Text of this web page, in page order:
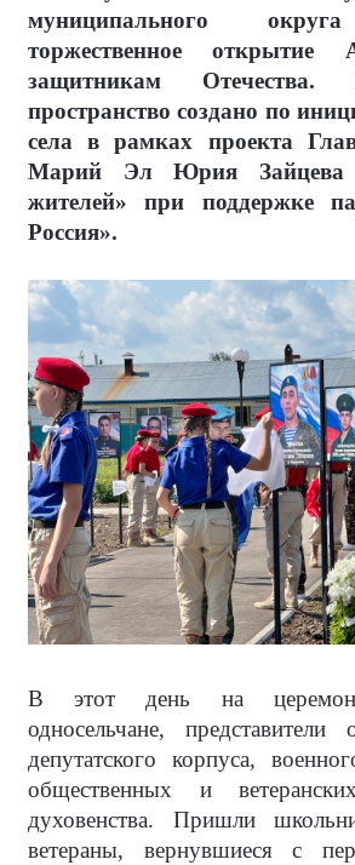
муниципального
торжественное
защитникам Отечества.
пространство создано по
села в рамках проекта
Марий Эл Юрия Зайцева
жителей» при поддержке
Россия».
В этот день на
односельчане, представители
депутатского корпуса,
общественных и
духовенства. Пришли
ветераны, вернувшиеся с